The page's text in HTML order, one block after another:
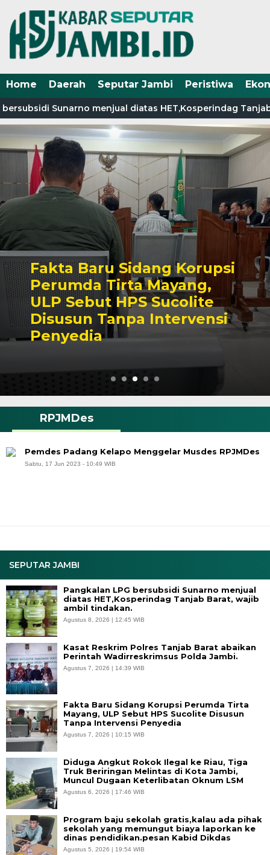
Home Daerah Seputar Jambi Peristiwa
Sunarno menjual diatas HET,Kosperindag
Fakta Baru Sidang Korupsi
Perumda Tirta Mayang,
ULP Sebut HPS Sucolite
Disusun Tanpa Intervensi
Penyedia
SEPUTAR JAMBI
Pangkalan LPG bersubsidi Sunarno menjual
diatas HET,Kosperindag Tanjab Barat, wajib
ambil tindakan.
Agustus 8, 2026 | 12:45 WIB
Kasat Reskrim Polres Tanjab Barat abaikan
Perintah Wadirreskrimsus Polda Jambi.
Agustus 7, 2026 | 14:39 WIB
Fakta Baru Sidang Korupsi Perumda Tirta
Mayang, ULP Sebut HPS Sucolite Disusun
Tanpa Intervensi Penyedia
Agustus 7, 2026 | 10:15 WIB
Diduga Angkut Rokok Ilegal ke Riau, Tiga
Truk Beriringan Melintas di Kota Jambi,
Muncul Dugaan Keterlibatan Oknum LSM
Agustus 6, 2026 | 17:46 WIB
Program baju sekolah gratis,kalau ada pihak
sekolah yang memungut biaya laporkan ke
dinas pendidikan.pesan Kabid Dikdas
Agustus 5, 2026 | 19:54 WIB
RPJMDes
Pemdes Padang Kelapo Menggelar Musdes RPJMDes
Sabtu, 17 Jun 2023 - 10:49 WIB